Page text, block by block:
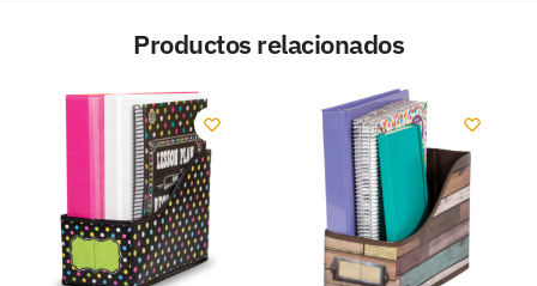
Productos relacionados